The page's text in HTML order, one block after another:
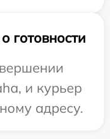
готовности
и курьер
адресу.